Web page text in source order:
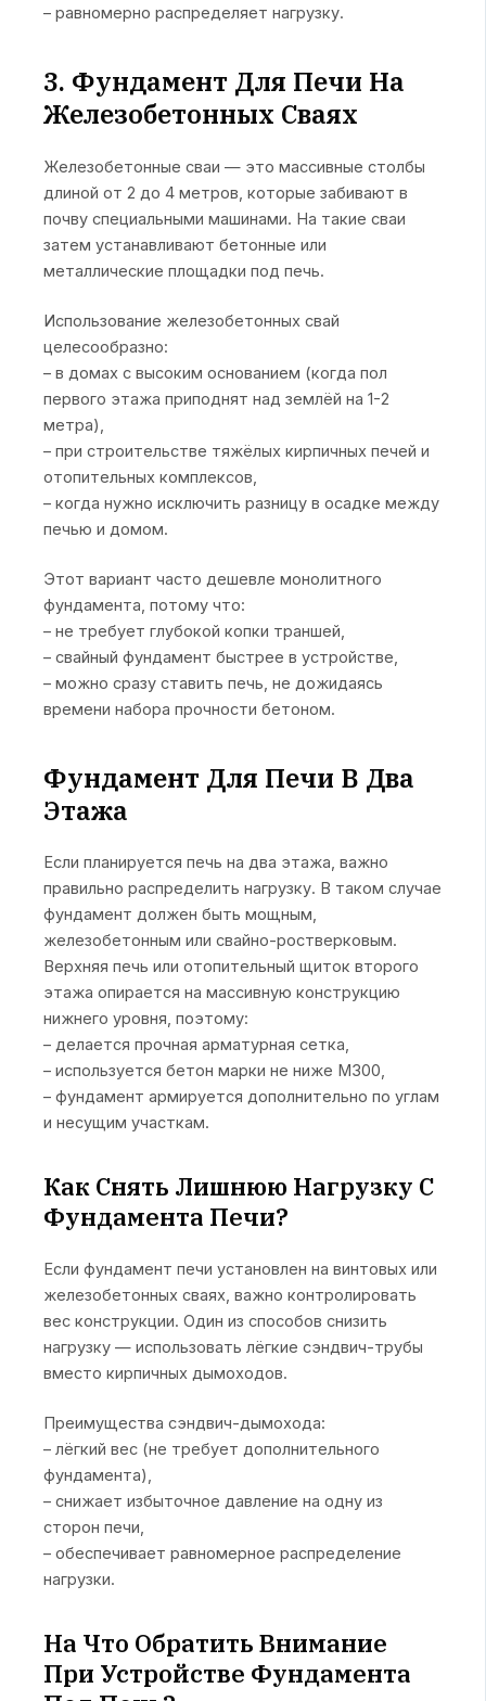
– равномерно распределяет нагрузку.
3. Фундамент Для Печи На
Железобетонных Сваях
Железобетонные сваи — это массивные столбы
длиной от 2 до 4 метров, которые забивают в
почву специальными машинами. На такие сваи
затем устанавливают бетонные или
металлические площадки под печь.
Использование железобетонных свай
целесообразно:
– в домах с высоким основанием (когда пол
первого этажа приподнят над землёй на 1-2
метра),
– при строительстве тяжёлых кирпичных печей и
отопительных комплексов,
– когда нужно исключить разницу в осадке между
печью и домом.
Этот вариант часто дешевле монолитного
фундамента, потому что:
– не требует глубокой копки траншей,
– свайный фундамент быстрее в устройстве,
– можно сразу ставить печь, не дожидаясь
времени набора прочности бетоном.
Фундамент Для Печи В Два
Этажа
Если планируется печь на два этажа, важно
правильно распределить нагрузку. В таком случае
фундамент должен быть мощным,
железобетонным или свайно-ростверковым.
Верхняя печь или отопительный щиток второго
этажа опирается на массивную конструкцию
нижнего уровня, поэтому:
– делается прочная арматурная сетка,
– используется бетон марки не ниже М300,
– фундамент армируется дополнительно по углам
и несущим участкам.
Как Снять Лишнюю Нагрузку С
Фундамента Печи?
Если фундамент печи установлен на винтовых или
железобетонных сваях, важно контролировать
вес конструкции. Один из способов снизить
нагрузку — использовать лёгкие сэндвич-трубы
вместо кирпичных дымоходов.
Преимущества сэндвич-дымохода:
– лёгкий вес (не требует дополнительного
фундамента),
– снижает избыточное давление на одну из
сторон печи,
– обеспечивает равномерное распределение
нагрузки.
На Что Обратить Внимание
При Устройстве Фундамента